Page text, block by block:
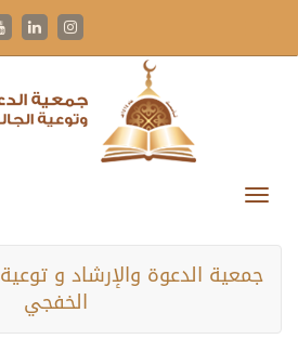
جمعية الدعوة والإرشاد و
الخفجي